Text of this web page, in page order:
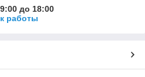
до 18:00
работы